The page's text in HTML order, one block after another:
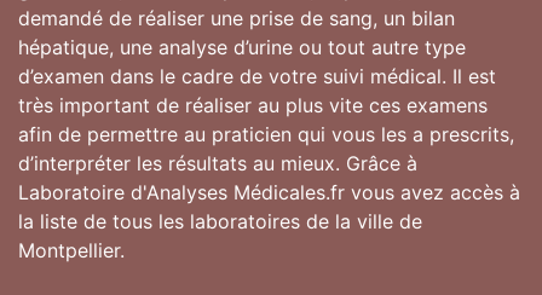
demandé de réaliser une prise de sang, un bilan
hépatique, une analyse d’urine ou tout autre type
d’examen dans le cadre de votre suivi médical. Il est
très important de réaliser au plus vite ces examens
afin de permettre au praticien qui vous les a prescrits,
d’interpréter les résultats au mieux. Grâce à
Laboratoire d'Analyses Médicales.fr vous avez accès à
la liste de tous les laboratoires de la ville de
Montpellier.